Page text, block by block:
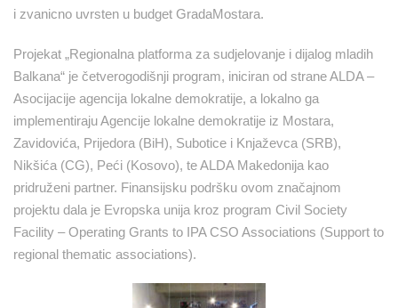
i zvanicno uvrsten u budget GradaMostara.
Projekat „Regionalna platforma za sudjelovanje i dijalog mladih
Balkana“ je četverogodišnji program, iniciran od strane ALDA –
Asocijacije agencija lokalne demokratije, a lokalno ga
implementiraju Agencije lokalne demokratije iz Mostara,
Zavidovića, Prijedora (BiH), Subotice i Knjaževca (SRB),
Nikšića (CG), Peći (Kosovo), te ALDA Makedonija kao
pridruženi partner. Finansijsku podršku ovom značajnom
projektu dala je Evropska unija kroz program Civil Society
Facility – Operating Grants to IPA CSO Associations (Support to
regional thematic associations).